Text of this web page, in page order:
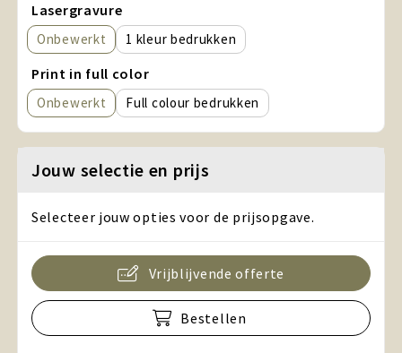
Lasergravure
Onbewerkt 1
Print in full color
Onbewerkt Full colour
Jouw selectie en prijs
Selecteer jouw opties voor de prijsopgave.
Vrijblijvende offerte
Bestellen